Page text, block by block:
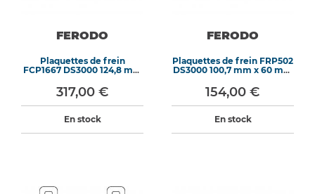
FERODO
Plaquettes de frein
FCP1667 DS3000 124,8 mm
317,00 €
En stock
FERODO
Plaquettes de frein FRP502
DS3000 100,7 mm x 60 mm
154,00 €
En stock